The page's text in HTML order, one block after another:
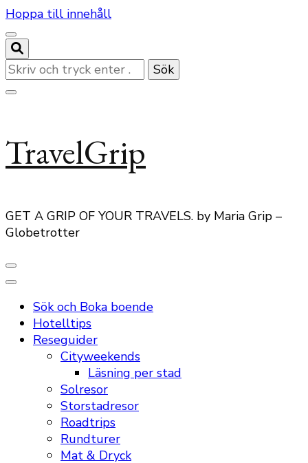
Hoppa till innehåll
Letar
du
efter
TravelGrip
GET A GRIP OF YOUR TRAVELS. by Maria Grip –
Globetrotter
Sök och Boka boende
Hotelltips
Reseguider
Cityweekends
Läsning per stad
Solresor
Storstadresor
Roadtrips
Rundturer
Mat & Dryck